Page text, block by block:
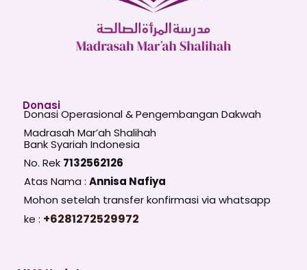
Donasi
Donasi Operasional & Pengembangan Dakwah
Madrasah Mar’ah Shalihah
Bank Syariah Indonesia
No. Rek 7132562126
Atas Nama : Annisa Nafiya
Mohon setelah transfer konfirmasi via whatsapp
ke : +6281272529972